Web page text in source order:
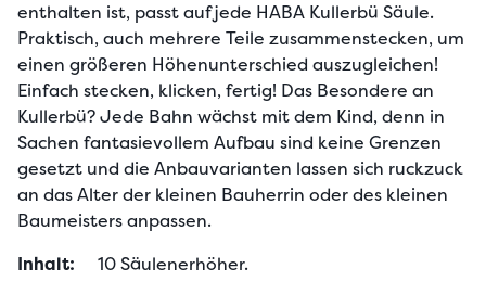
enthalten ist, passt auf jede HABA Kullerbü Säule.
Praktisch, auch mehrere Teile zusammenstecken, um
einen größeren Höhenunterschied auszugleichen!
Einfach stecken, klicken, fertig! Das Besondere an
Kullerbü? Jede Bahn wächst mit dem Kind, denn in
Sachen fantasievollem Aufbau sind keine Grenzen
gesetzt und die Anbauvarianten lassen sich ruckzuck
an das Alter der kleinen Bauherrin oder des kleinen
Baumeisters anpassen.
Inhalt:
10 Säulenerhöher.